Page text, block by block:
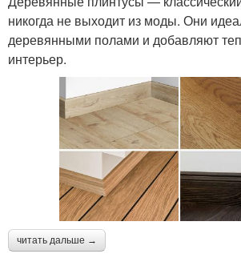
никогда не выходит из моды. Они
деревянными полами и добавляют
интерьер.
читать дальше →